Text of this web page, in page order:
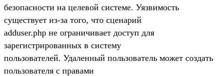
безопасности на целевой системе. Уязвимость
существует из-за того, что сценарий
adduser.php не ограничивает доступ для
зарегистрированных в систему
пользователей. Удаленный пользователь может создать
пользователя с правами